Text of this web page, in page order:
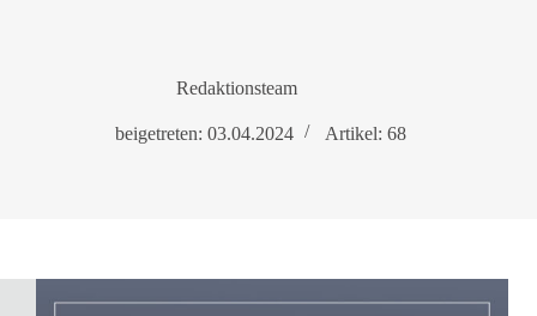
Redaktionsteam
beigetreten: 03.04.2024 Artikel: 68